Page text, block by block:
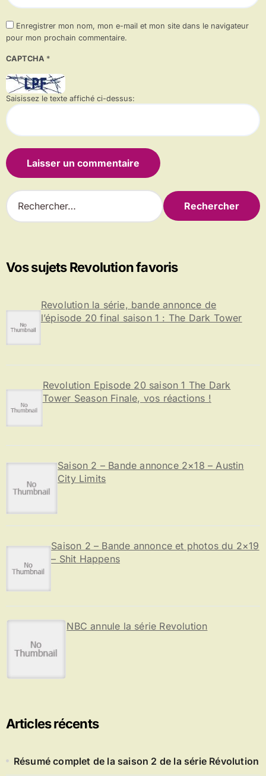
Enregistrer mon nom, mon e-mail et mon site dans le navigateur
pour mon prochain commentaire.
CAPTCHA *
Saisissez le texte affiché ci-dessus:
R
e
r
c
r
Vos sujets Revolution favoris
Revolution la série, bande annonce de
l’épisode 20 final saison 1 : The Dark Tower
Revolution Episode 20 saison 1 The Dark
Tower Season Finale, vos réactions !
Saison 2 – Bande annonce 2×18 – Austin
City Limits
Saison 2 – Bande annonce et photos du 2×19
– Shit Happens
NBC annule la série Revolution
Articles récents
Résumé complet de la saison 2 de la série Révolution